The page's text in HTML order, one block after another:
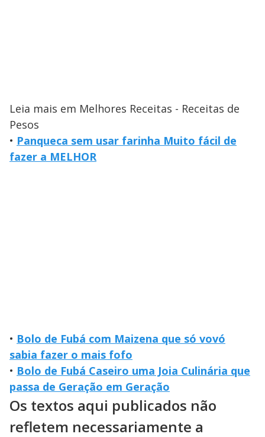
Leia mais em Melhores Receitas - Receitas de
Pesos
• Panqueca sem usar farinha Muito fácil de
fazer a MELHOR
• Bolo de Fubá com Maizena que só vovó
sabia fazer o mais fofo
• Bolo de Fubá Caseiro uma Joia Culinária que
passa de Geração em Geração
Os textos aqui publicados não
refletem necessariamente a